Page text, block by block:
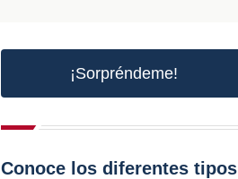
¡Sorpréndeme!
Conoce los diferentes tipos